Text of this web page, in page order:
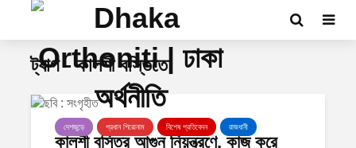
ট্যাগ - কালশী বস্তিতে
দেশজুড়ে প্রধান শিরোনাম বিশেষ প্রতিবেদন রাজধানী
কালশী বস্তির আগুন নিয়ন্ত্রণে, কাজ করে